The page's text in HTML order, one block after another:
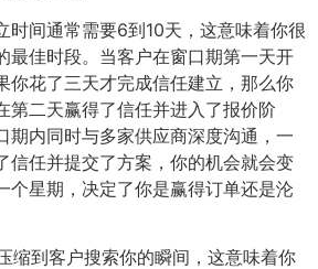
时间通常需要6到10天，这意味着你很
最佳时段。当客户在窗口期第一天开
你花了三天才完成信任建立，那么你
第二天赢得了信任并进入了报价阶
期内同时与多家供应商深度沟通，一
信任并提交了方案，你的机会就会变
个星期，决定了你是赢得订单还是沦
缩到客户搜索你的瞬间，这意味着你